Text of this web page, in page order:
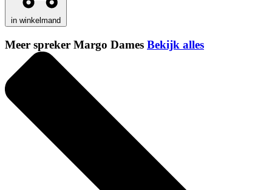
in winkelmand
Meer spreker Margo Dames Bekijk alles